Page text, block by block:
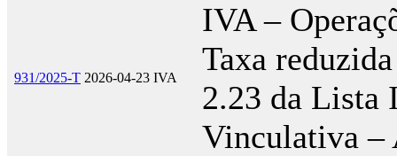
931/2025-T 2026-04-23 IVA
IVA –
Taxa
2.23 da Lista
Vinculativa –